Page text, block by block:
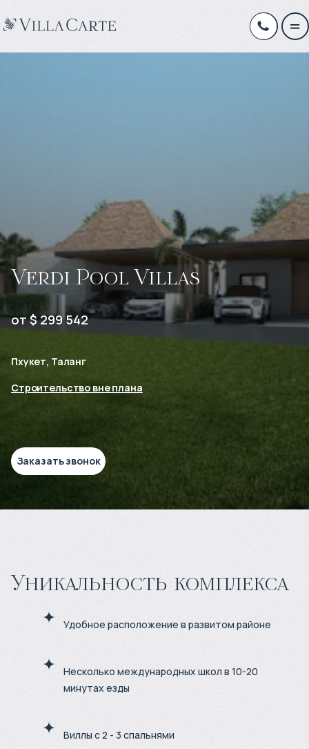
Verdi Pool Villas
от $ 299 542
Пхукет, Таланг
Строительство вне плана
Заказать звонок
Уникальность комплекса
Удобное расположение в развитом районе
Несколько международных школ в 10-20
минутах езды
Виллы с 2 - 3 спальнями